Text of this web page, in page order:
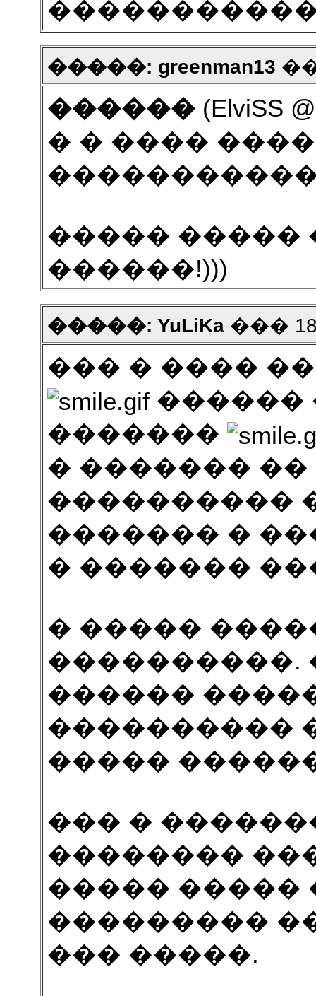
�����������
�����: greenman13
������(ElviSS
� � ����
�����������
����� �����
������!)))
�����: YuLiKa��� 18
��� � ����
������
�������
� �������
����������
������� �
� �������
� �����
����������.
������
����������
�����
��� �
��������
����� �����
���������
��� �����.